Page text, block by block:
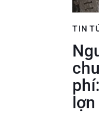
TIN